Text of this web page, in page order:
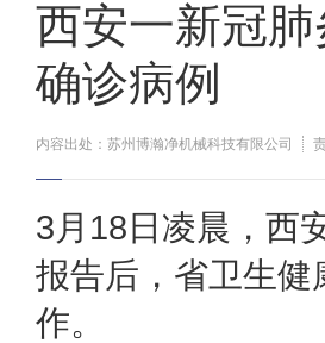
西安一新冠
确诊病例
内容出处：苏州博瀚净机械科技有限公司
3月18日凌晨，西
报告后，省卫生
作。